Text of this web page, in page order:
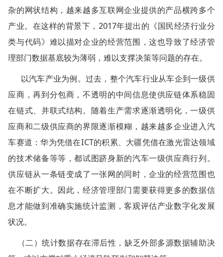
杂的网状结构，越来越多互联网企业提供的产品横跨多个
产业。在这样的背景下，2017年提出的《国民经济行业分
类与代码》难以描对企业的经营范围，这也导致了经济管
理部门数据基底较为薄弱，难以支撑决策等问题的存在。
以汽车产业为例。过去，整个汽车行业从车企到一级供
应商，再到分包商，不透明的中间信息使供应链体系稳固
在链式、并联式结构。随着生产需求逐渐透明化，一级供
应商和二级供应商的界限逐渐模糊，越来越多企业进入汽
车赛道：华为凭借在ICT的积累、大疆凭借在激光雷达领域
的技术储备等等，都试图跻身新的汽车一级供应商行列。
供应链从一条链变成了一张网的同时，企业的经营范围也
在不断扩大。因此，经济管理部门需要获得更多的数据信
息才能做到准确实施统计监测，客观评估产业数字化发展
状况。
（二）统计数据存在滞后性，缺乏外部多源数据辅助决